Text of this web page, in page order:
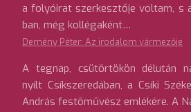
a folyóirat szerkesztője voltam, s
ban, még kollégaként…
Demény Péter: Az irodalom vármezője
A tegnap, csütörtökön délután
nyílt Csíkszeredában, a Csíki
András festőművész emlékére. A